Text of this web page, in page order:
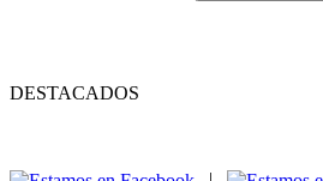
DESTACADOS